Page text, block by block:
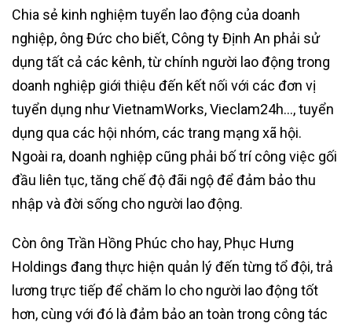
Chia sẻ kinh nghiệm tuyển lao động của doanh
nghiệp, ông Đức cho biết, Công ty Định An phải sử
dụng tất cả các kênh, từ chính người lao động trong
doanh nghiệp giới thiệu đến kết nối với các đơn vị
tuyển dụng như VietnamWorks, Vieclam24h…, tuyển
dụng qua các hội nhóm, các trang mạng xã hội.
Ngoài ra, doanh nghiệp cũng phải bố trí công việc gối
đầu liên tục, tăng chế độ đãi ngộ để đảm bảo thu
nhập và đời sống cho người lao động.
Còn ông Trần Hồng Phúc cho hay, Phục Hưng
Holdings đang thực hiện quản lý đến từng tổ đội, trả
lương trực tiếp để chăm lo cho người lao động tốt
hơn, cùng với đó là đảm bảo an toàn trong công tác